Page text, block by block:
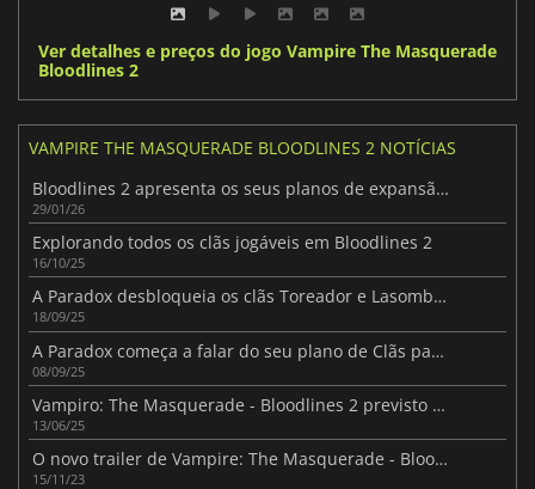
Ver detalhes e preços do jogo Vampire The Masquerade
Bloodlines 2
VAMPIRE THE MASQUERADE BLOODLINES 2 NOTÍCIAS
Bloodlines 2 apresenta os seus planos de expansão para 2026
29/01/26
Explorando todos os clãs jogáveis em Bloodlines 2
16/10/25
A Paradox desbloqueia os clãs Toreador e Lasombra em Bloodlines 2
18/09/25
A Paradox começa a falar do seu plano de Clãs para Bloodlines II
08/09/25
Vampiro: The Masquerade - Bloodlines 2 previsto para outubro de 2025 com um toque de simulação imersiva
13/06/25
O novo trailer de Vampire: The Masquerade - Bloodlines 2 mostra o clã Tremere
15/11/23